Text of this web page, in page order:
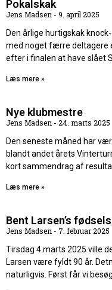
Pokalskak
Jens Madsen
9. april 2025
Den årlige hurtigskak
med noget færre deltagere
efter i finalen at have slået
Læs mere »
Nye klubmestre
Jens Madsen
24. marts 2025
Den seneste måned har
blandt andet årets
kort sammendrag af
Læs mere »
Bent Larsen’s
Jens Madsen
7. februar 2025
Tirsdag 4.marts 2025 ville
Larsen være fyldt 90 år.
naturligvis. Først får vi